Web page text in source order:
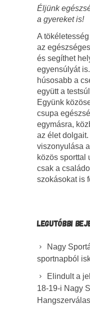
Éljünk
a gyereket is!
A
az
és segíthet
egyensúlyát
húsosabb a
együtt a
Együnk
csupa
egymásra,
az élet
viszonyulása
közös sporttal
csak a
szokásokat is
LEGUTÓBBI
Nagy
sportnapból
Elindult a
18-19-i Nagy